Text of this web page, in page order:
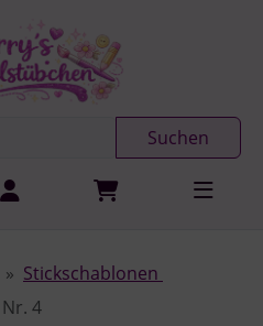
Suchen
Stickschablonen
4